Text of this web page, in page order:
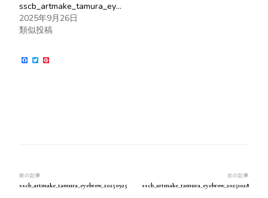
sscb_artmake_tamura_eyebrow_20250925
2025年9月26日
類似投稿
Facebook
Twitter
投
稿
前の記事
sscb_artmake_tamura_eyebrow_20250925
次の記事
sscb_artmake_tamura_eyebrow_20251028